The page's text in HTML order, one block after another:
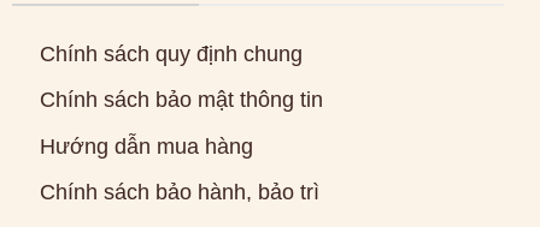
Chính sách quy định chung
Chính sách bảo mật thông tin
Hướng dẫn mua hàng
Chính sách bảo hành, bảo trì